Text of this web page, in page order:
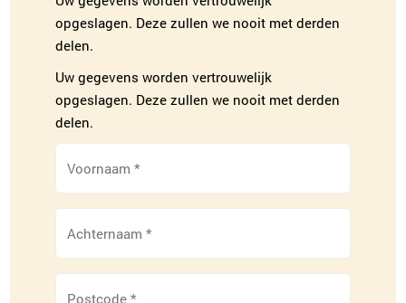
opgeslagen. Deze zullen we nooit met derden
delen.
Uw gegevens worden vertrouwelijk
opgeslagen. Deze zullen we nooit met derden
delen.